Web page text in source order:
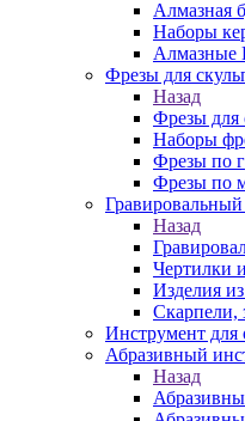
Алмазная
Наборы
Фрезы для
Назад
Фрезы для
Наборы
Фрезы по
Фрезы по
Назад
Чертилки
Изделия
Скарпели,
Инструмент
Абразивный
Назад